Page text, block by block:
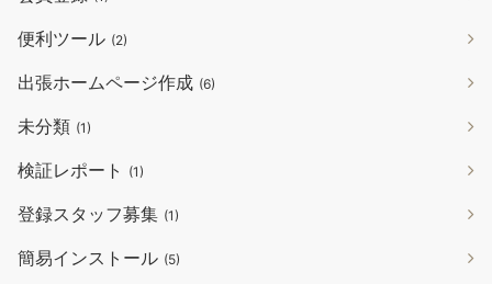
便利ツール (2)
出張ホームページ作成 (6)
未分類 (1)
検証レポート (1)
登録スタッフ募集 (1)
簡易インストール (5)